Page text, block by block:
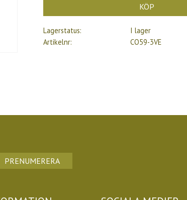
KÖP
Lagerstatus
I lager
Artikelnr
CO59-3VE
PRENUMERERA